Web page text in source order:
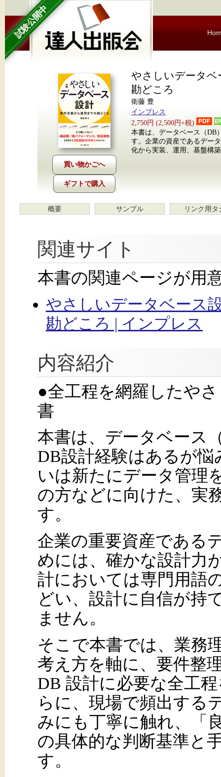
試験公開中
ギフトで購入
やさしいデータ
勘どころ
衛藤 豊
インプレス
2,750円 (2,500円+税)
本書は、データベース（DB
す。企業の資産であるデー
化から実装、運用、基盤構
概要 サンプル リンク用タ
関連サイト
本書の関連ページが用
やさしいデータベース
勘どころ | インプレス
内容紹介
●全工程を網羅したや
書
本書は、データベース
DB設計経験はあるが
いは新たにデータ管理
の方などに向けた、実
す。
企業の重要資産である
めには、確かな設計力
計においては専門用語
どい、設計に自信が持
ません。
そこで本書では、業務
考え方を軸に、要件整
DB 設計に必要な全工
らに、現場で頻出する
みにも丁寧に触れ、「
の具体的な判断基準と
す。